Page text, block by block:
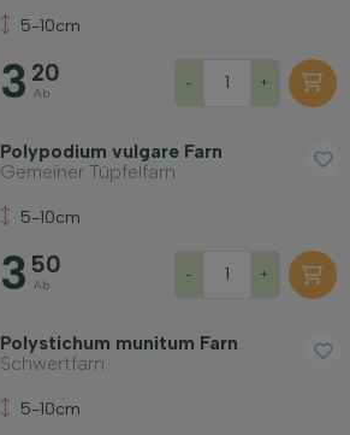
5-10cm
3 20
Ab
- +
Polypodium vulgare Farn
Gemeiner Tüpfelfarn
5-10cm
3 50
Ab
- +
Polystichum munitum Farn
Schwertfarn
5-10cm